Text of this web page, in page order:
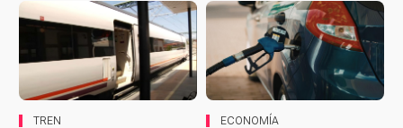
TREN ECONOMÍA